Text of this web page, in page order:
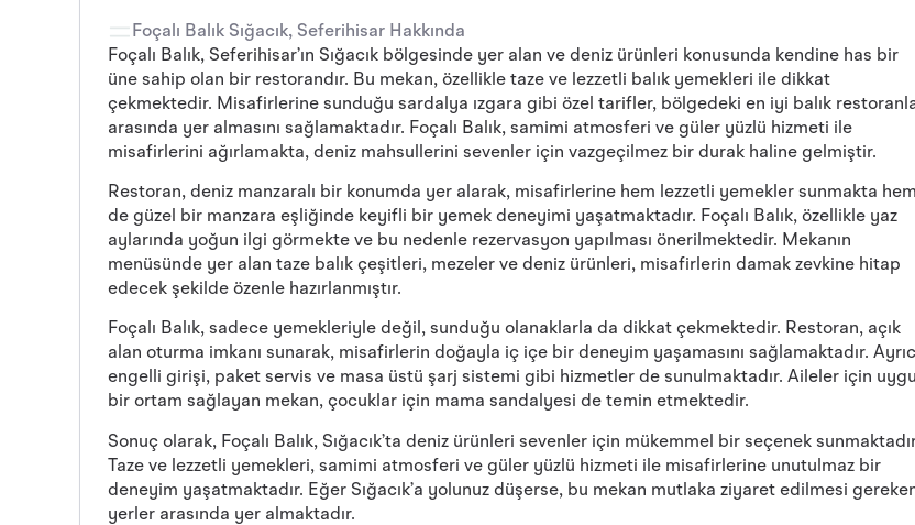
Foçalı Balık Sığacık, Seferihisar Hakkında
Foçalı Balık, Seferihisar’ın Sığacık bölgesinde yer alan ve deniz ürünleri konusunda kendine has bir
üne sahip olan bir restorandır. Bu mekan, özellikle taze ve lezzetli balık yemekleri ile dikkat
çekmektedir. Misafirlerine sunduğu sardalya ızgara gibi özel tarifler, bölgedeki en iyi balık
arasında yer almasını sağlamaktadır. Foçalı Balık, samimi atmosferi ve güler yüzlü hizmeti ile
misafirlerini ağırlamakta, deniz mahsullerini sevenler için vazgeçilmez bir durak haline gelmiştir.
Restoran, deniz manzaralı bir konumda yer alarak, misafirlerine hem lezzetli yemekler sunmakta hem
de güzel bir manzara eşliğinde keyifli bir yemek deneyimi yaşatmaktadır. Foçalı Balık, özellikle yaz
aylarında yoğun ilgi görmekte ve bu nedenle rezervasyon yapılması önerilmektedir. Mekanın
menüsünde yer alan taze balık çeşitleri, mezeler ve deniz ürünleri, misafirlerin damak zevkine hitap
edecek şekilde özenle hazırlanmıştır.
Foçalı Balık, sadece yemekleriyle değil, sunduğu olanaklarla da dikkat çekmektedir. Restoran, açık
alan oturma imkanı sunarak, misafirlerin doğayla iç içe bir deneyim yaşamasını sağlamaktadır.
engelli girişi, paket servis ve masa üstü şarj sistemi gibi hizmetler de sunulmaktadır. Aileler için
bir ortam sağlayan mekan, çocuklar için mama sandalyesi de temin etmektedir.
Sonuç olarak, Foçalı Balık, Sığacık’ta deniz ürünleri sevenler için mükemmel bir seçenek
Taze ve lezzetli yemekleri, samimi atmosferi ve güler yüzlü hizmeti ile misafirlerine unutulmaz bir
deneyim yaşatmaktadır. Eğer Sığacık’a yolunuz düşerse, bu mekan mutlaka ziyaret edilmesi
yerler arasında yer almaktadır.